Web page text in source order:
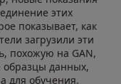
этих
показывает, как
загрузили эти
похожую на GAN,
образцы данных,
для обучения.